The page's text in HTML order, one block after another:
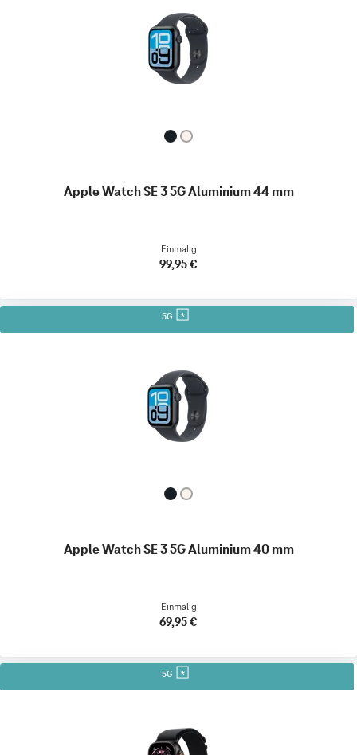
Apple Watch SE 3 5G Aluminium 44 mm
Einmalig
99,95 €
5G
Apple Watch SE 3 5G Aluminium 40 mm
Einmalig
69,95 €
5G